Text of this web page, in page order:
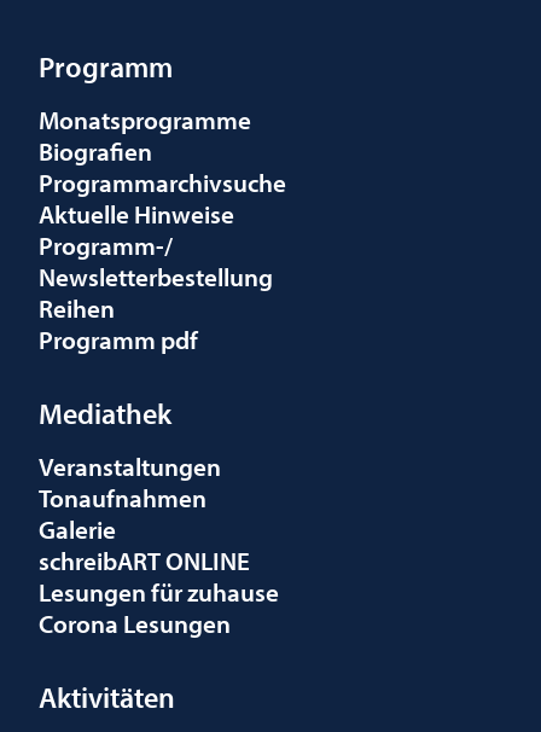
Programm
Monatsprogramme
Biografien
Programmarchivsuche
Aktuelle Hinweise
Programm-/
Newsletterbestellung
Reihen
Programm pdf
Mediathek
Veranstaltungen
Tonaufnahmen
Galerie
schreibART ONLINE
Lesungen für zuhause
Corona Lesungen
Aktivitäten